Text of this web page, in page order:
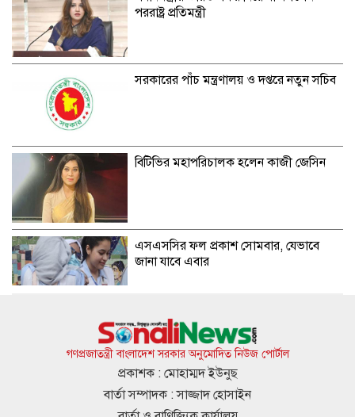
পররাষ্ট্র প্রতিমন্ত্রী
সরকারের পাঁচ মন্ত্রণালয় ও দপ্তরে নতুন সচিব
বিটিভির মহাপরিচালক হলেন কাজী জেসিন
এসএসসির ফল প্রকাশ সোমবার, যেভাবে
জানা যাবে এবার
জুলাই গণঅভ্যুত্থানের লক্ষ্য ও উদ্দেশ্য ব্যর্থ
হতে দেওয়া হবে না: গণপূর্ত প্রতিমন্ত্রী
বিমানবন্দরে ভিআইপি-সিআইপিদেরও তল্লাশির
গণপ্রজাতন্ত্রী বাংলাদেশ সরকার অনুমোদিত নিউজ পোর্টাল
প্রকাশক : মোহাম্মদ ইউনুছ
বার্তা সম্পাদক : সাজ্জাদ হোসাইন